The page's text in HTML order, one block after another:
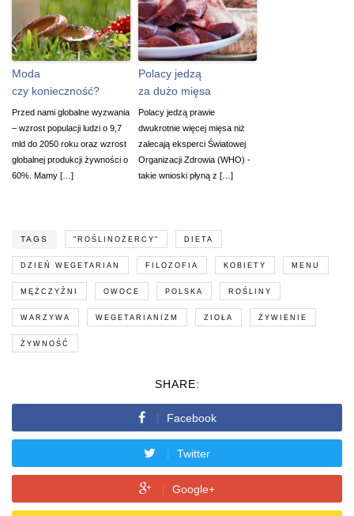
Moda
czy konieczność?
Przed nami globalne wyzwania
– wzrost populacji ludzi o 9,7
mld do 2050 roku oraz wzrost
globalnej produkcji żywności o
60%. Mamy […]
Polacy jedzą
za dużo mięsa
Polacy jedzą prawie
dwukrotnie więcej mięsa niż
zalecają eksperci Światowej
Organizacji Zdrowia (WHO) -
takie wnioski płyną z […]
TAGS "ROŚLINOŻERCY" DIETA
DZIEŃ WEGETARIAN FILOZOFIA KOBIETY MENU
MĘŻCZYŹNI OWOCE POLSKA ROŚLINY
WARZYWA WEGETARIANIZM ZIOŁA ŻYWIENIE
ŻYWNOŚĆ
SHARE:
Facebook
Twitter
Google+